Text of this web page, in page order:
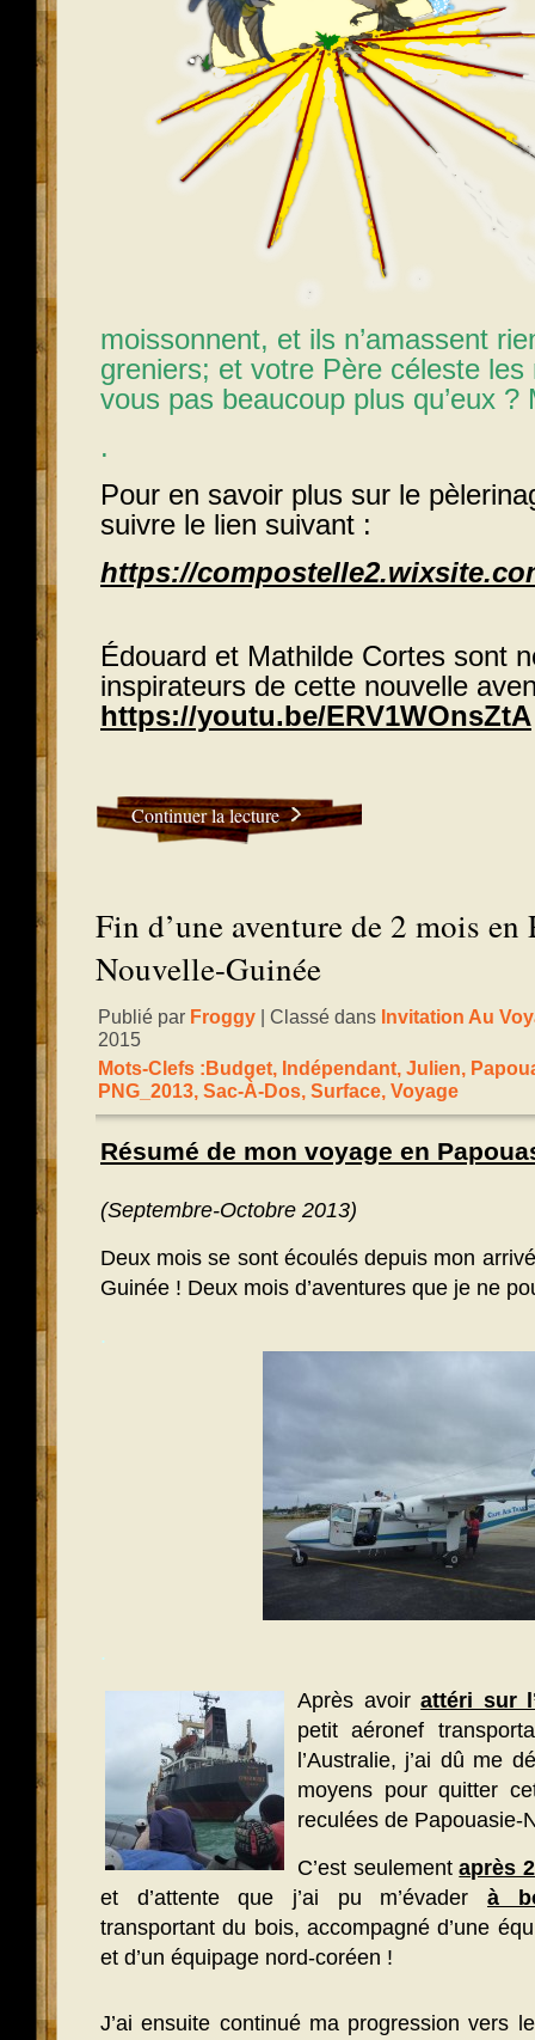
moissonnent, et ils n’amassent
greniers; et votre Père céleste
vous pas beaucoup plus qu’eux ?
.
Pour en savoir plus sur le
suivre le lien suivant :
https://
Édouard et Mathilde Cortes sont
inspirateurs de cette nouvelle
https://youtu.be/ERV1WOnsZtA
Continuer la lecture
Fin d’une aventure de 2 mois en
Nouvelle-Guinée
Publié par Froggy | Classé dans Invitation Au
2015
Mots-Clefs :Budget, Indépendant, Julien,
PNG_2013, Sac-À-Dos, Surface, Voyage
Résumé de mon voyage en
(Septembre-Octobre 2013)
Deux mois se sont écoulés depuis mon
Guinée ! Deux mois d’aventures que je ne
.
.
Après avoirattéri sur
petit aéronef
l’Australie, j’ai dû me
moyens pour quitter
reculées de Papouasie-
C’est seulementaprès
et d’attente que j’ai pu m’évader à
transportant du bois, accompagné d’une
et d’un équipage nord-coréen !
J’ai ensuite continué ma progression vers